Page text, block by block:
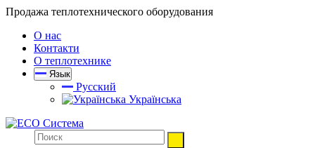
Продажа теплотехнического оборудования
О нас
Контакти
О теплотехнике
Язык
Русский
Українська